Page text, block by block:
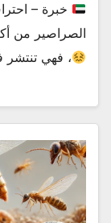
خبرة –
الصراصير من
، فهي